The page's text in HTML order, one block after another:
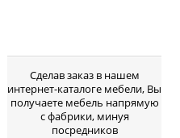
Cделав заказ в нашем
интернет-каталоге мебели, Вы
получаете мебель напрямую
с фабрики, минуя
посредников